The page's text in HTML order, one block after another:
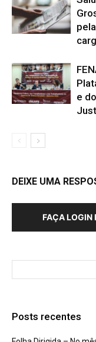
e
DEIXE UMA
FAÇA LOGIN
Posts recentes